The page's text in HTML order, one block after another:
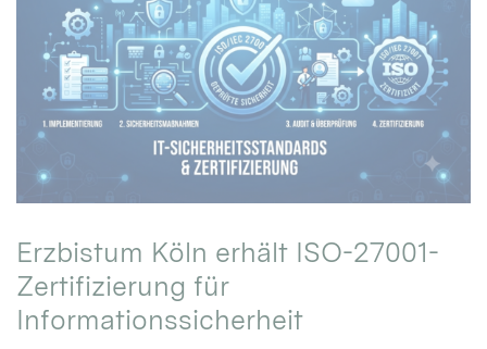
Erzbistum Köln erhält ISO-27001-
Zertifizierung für
Informationssicherheit